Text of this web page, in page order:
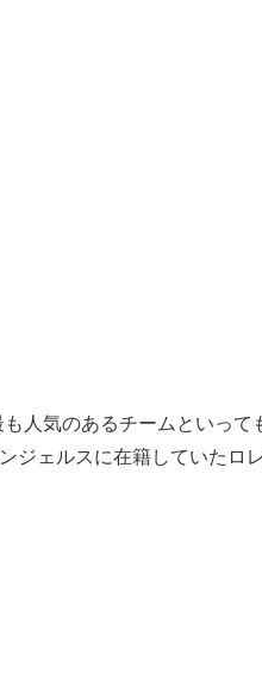
人気のあるチームといっ
ェルスに在籍していたロ